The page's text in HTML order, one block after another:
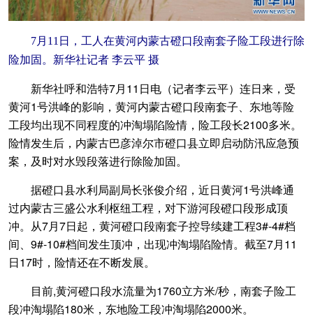
7月11日，工人在黄河内蒙古磴口段南套子险工段进行除
险加固。新华社记者 李云平 摄
新华社呼和浩特7月11日电（记者李云平）连日来，受
黄河1号洪峰的影响，黄河内蒙古磴口段南套子、东地等险
工段均出现不同程度的冲淘塌陷险情，险工段长2100多米。
险情发生后，内蒙古巴彦淖尔市磴口县立即启动防汛应急预
案，及时对水毁段落进行除险加固。
据磴口县水利局副局长张俊介绍，近日黄河1号洪峰通
过内蒙古三盛公水利枢纽工程，对下游河段磴口段形成顶
冲。从7月7日起，黄河磴口段南套子控导续建工程3#-4#档
间、9#-10#档间发生顶冲，出现冲淘塌陷险情。截至7月11
日17时，险情还在不断发展。
目前,黄河磴口段水流量为1760立方米/秒，南套子险工
段冲淘塌陷180米，东地险工段冲淘塌陷2000米。